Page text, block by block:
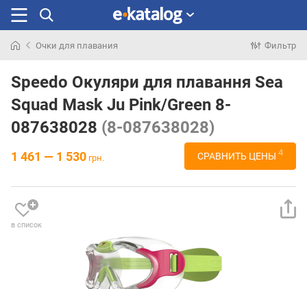
раньше
Очки для плавания Фильтр
Speedo Окуляри для плавання Sea
Squad Mask Ju Pink/Green 8-
087638028 (8-087638028)
1 461 — 1 530 грн. СРАВНИТЬ ЦЕНЫ 4
в список